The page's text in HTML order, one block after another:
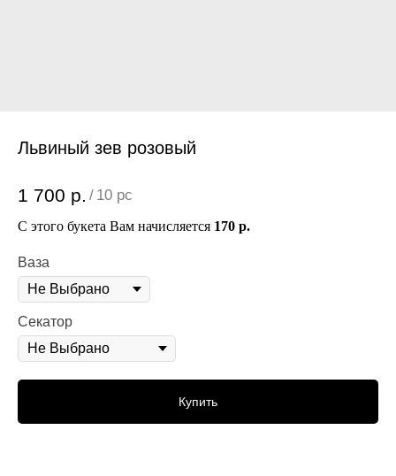
Львиный зев розовый
1 700 р. / 10 pc
С этого букета Вам начисляется 170 р.
Ваза
Секатор
Купить